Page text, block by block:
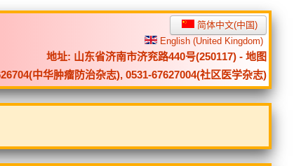
简体中文(中国)
English (United Kingdom)
地址: 山东省济南市济兖路440号(250117) - 地图
中华肿瘤防治杂志), 0531-67627004(社区医学杂志)